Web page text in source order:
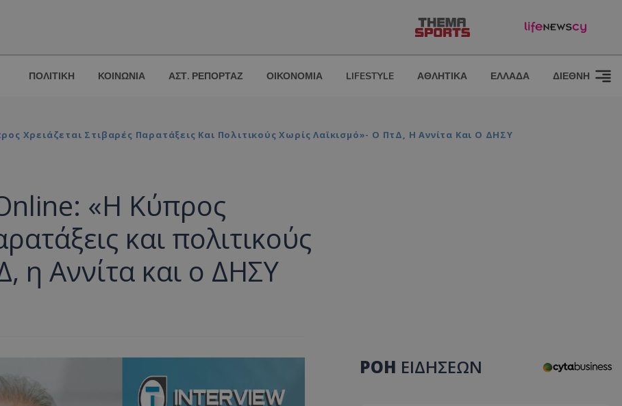
ΠΟΛΙΤΙΚΗ ΚΟΙΝΩΝΙΑ ΑΣΤ. ΡΕΠΟΡΤΑΖ ΟΙΚΟΝΟΜΙΑ LIFESTYLE ΑΘΛΗΤΙΚΑ ΕΛΛΑΔΑ ΔΙΕΘΝΗ
Χρειάζεται Στιβαρές Παρατάξεις Και Πολιτικούς Χωρίς Λαϊκισμό»- Ο ΠτΔ, Η Αννίτα Και Ο ΔΗΣΥ
«Η Κύπρος
και πολιτικούς
η Αννίτα και ο ΔΗΣΥ
ΡΟΗ ΕΙΔΗΣΕΩΝ